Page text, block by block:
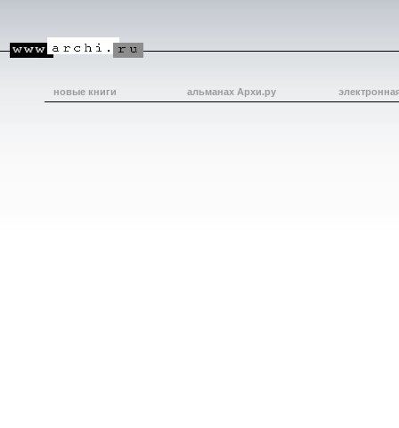
новые книги альманах Архи.ру